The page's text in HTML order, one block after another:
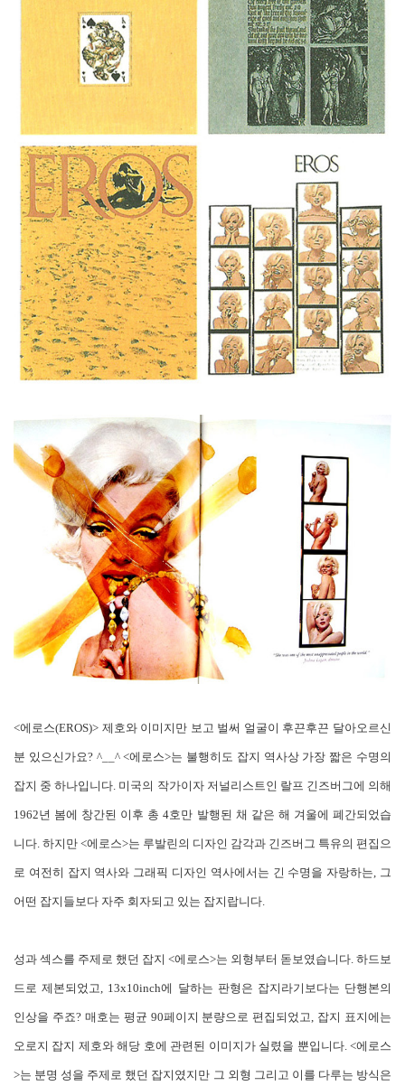
<에로스(EROS)> 제호와 이미지만 보고 벌써 얼굴이 후끈후끈 달아오르신
분 있으신가요? ^__^ <에로스>는 불행히도 잡지 역사상 가장 짧은 수명의
잡지 중 하나입니다. 미국의 작가이자 저널리스트인 랄프 긴즈버그에 의해
1962년 봄에 창간된 이후 총 4호만 발행된 채 같은 해 겨울에 폐간되었습
니다. 하지만 <에로스>는 루발린의 디자인 감각과 긴즈버그 특유의 편집으
로 여전히 잡지 역사와 그래픽 디자인 역사에서는 긴 수명을 자랑하는, 그
어떤 잡지들보다 자주 회자되고 있는 잡지랍니다.
성과 섹스를 주제로 했던 잡지 <에로스>는 외형부터 돋보였습니다. 하드보
드로 제본되었고, 13x10inch에 달하는 판형은 잡지라기보다는 단행본의
인상을 주죠? 매호는 평균 90페이지 분량으로 편집되었고, 잡지 표지에는
오로지 잡지 제호와 해당 호에 관련된 이미지가 실렸을 뿐입니다. <에로스
>는 분명 성을 주제로 했던 잡지였지만 그 외형 그리고 이를 다루는 방식은